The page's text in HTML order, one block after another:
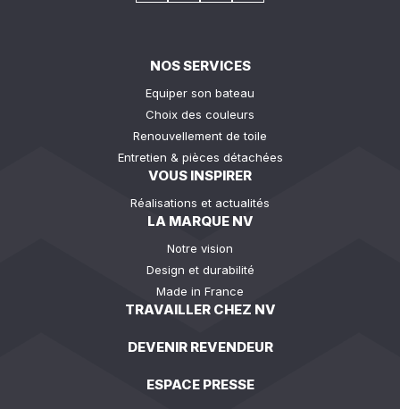
NOS SERVICES
Equiper son bateau
Choix des couleurs
Renouvellement de toile
Entretien & pièces détachées
VOUS INSPIRER
Réalisations et actualités
LA MARQUE NV
Notre vision
Design et durabilité
Made in France
TRAVAILLER CHEZ NV
DEVENIR REVENDEUR
ESPACE PRESSE